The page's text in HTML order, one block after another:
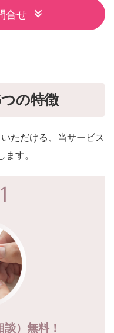
合せ
の特徴
ただける、当サービス
す。
）無料！